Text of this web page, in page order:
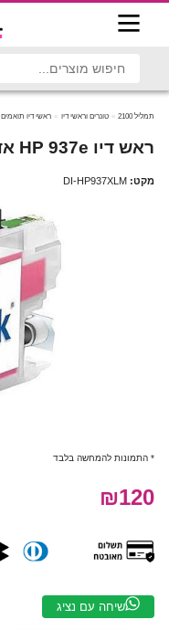
תמליל 2100 טונרים וראשי דיו ראשי דיו תואמים
ראש דיו HP 937e אדום תואם
מקט: DI-HP937XLM
* התמונות להמחשה בלבד
₪120
שיחה עם נציג